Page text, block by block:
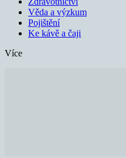
Věda a výzkum
Pojištění
Ke kávě a čaji
Více